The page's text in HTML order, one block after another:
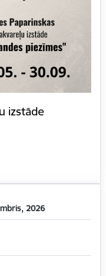
izstāde
2026